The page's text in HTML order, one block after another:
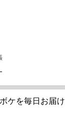
ケを毎日お届け